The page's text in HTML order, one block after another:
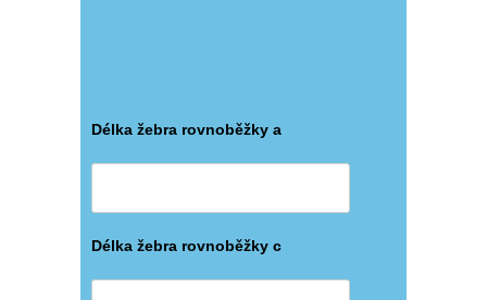
Délka žebra rovnoběžky a
Délka žebra rovnoběžky c